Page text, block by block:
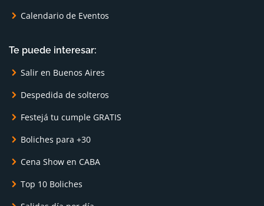
Calendario de Eventos
Te puede interesar:
Salir en Buenos Aires
Despedida de solteros
Festejá tu cumple GRATIS
Boliches para +30
Cena Show en CABA
Top 10 Boliches